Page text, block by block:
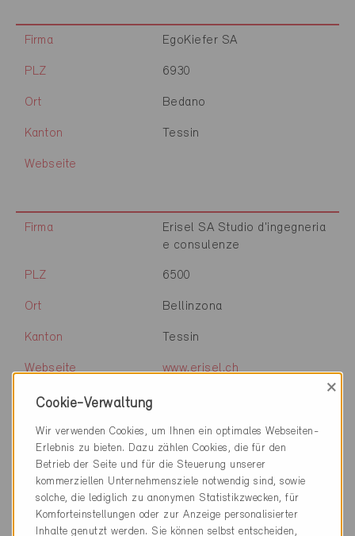
Firma EgoKiefer SA
PLZ 6930
Ort Bedano
Kanton Tessin
Webseite
Firma
Erisel SA Studio d'ingegneria
e consulenze
PLZ 6500
Ort Bellinzona
Kanton Tessin
Webseite www.erisel.ch
Firma Evolve SA
PLZ 6500
Ort Bellinzona
Kanton Tessin
Cookie-Verwaltung
×
Wir verwenden Cookies, um Ihnen ein optimales Webseiten-
Erlebnis zu bieten. Dazu zählen Cookies, die für den
Betrieb der Seite und für die Steuerung unserer
kommerziellen Unternehmensziele notwendig sind, sowie
solche, die lediglich zu anonymen Statistikzwecken, für
Komforteinstellungen oder zur Anzeige personalisierter
Inhalte genutzt werden. Sie können selbst entscheiden,